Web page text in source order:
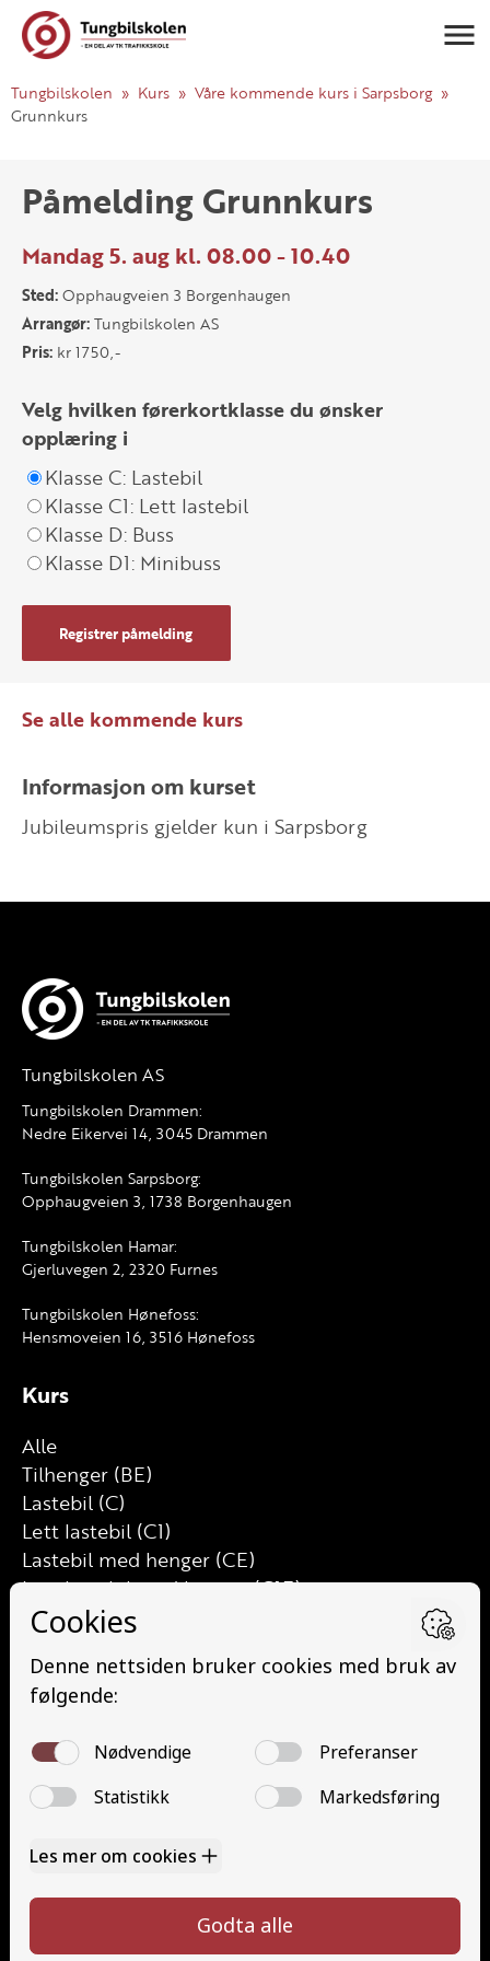
Tungbilskolen Kurs
Våre kommende kurs i Sarpsborg
Grunnkurs
Påmelding Grunnkurs
Mandag 5. aug kl. 08.00 - 10.40
Sted:Opphaugveien 3 Borgenhaugen
Arrangør:Tungbilskolen AS
Pris: kr 1750,-
Velg hvilken førerkortklasse du ønsker
opplæring i
Klasse C: Lastebil
Klasse C1: Lett lastebil
Klasse D: Buss
Klasse D1: Minibuss
Registrer påmelding
Se alle kommende kurs
Informasjon om kurset
Jubileumspris gjelder kun i Sarpsborg
Tungbilskolen AS
Tungbilskolen Drammen:
Nedre Eikervei 14, 3045 Drammen
Tungbilskolen Sarpsborg:
Opphaugveien 3, 1738 Borgenhaugen
Tungbilskolen Hamar:
Gjerluvegen 2, 2320 Furnes
Tungbilskolen Hønefoss:
Hensmoveien 16, 3516 Hønefoss
Kurs
Alle
Tilhenger (BE)
Lastebil (C)
Lett lastebil (C1)
Lastebil med henger (CE)
Lett lastebil med henger (C1E)
Buss (D)
Minibuss (D1)
Minibuss med henger (D1E)
Grunnutdanning Person (YDP – YSK)
YSK Gods etterutdanning (EYDG)
YSK Person etterutdanning (EYDP)
Kontakt
Priser
328 24 340
post@tungbilskolen.no